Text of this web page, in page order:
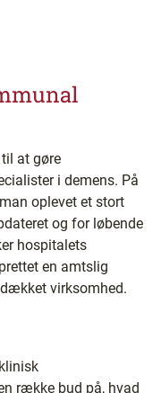
at gøre
i demens. På
oplevet et stort
og for løbende
hospitalets
en amtslig
virksomhed.
række bud på, hvad